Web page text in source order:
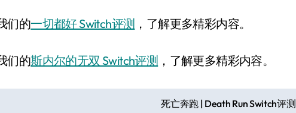
们的一切都好 Switch评测 ，了解更多精彩内容。
们的斯内尔的无双 Switch评测 ，了解更多精彩内容。
死亡奔跑 | Death Run Switch评测